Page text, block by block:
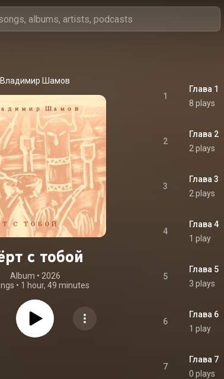
Владимир Шамов
с тобой
Album • 2026
• 1 hour, 49 minutes
1
Глава 1
8 plays
2
Глава 2
2 plays
3
Глава 3
2 plays
4
Глава 4
1 play
5
Глава 5
3 plays
6
Глава 6
1 play
7
Глава 7
0 plays